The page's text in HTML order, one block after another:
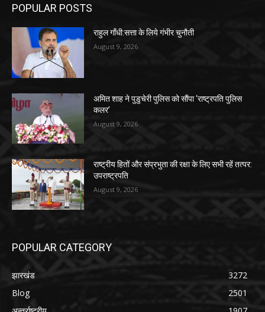
POPULAR POSTS
राहुल गाँधी:सत्ता के लिये गंभीर चुनौती
August 9, 2026
अमित शाह ने पुडुचेरी पुलिस को सौंपा ‘राष्ट्रपति पुलिस
कलर’
August 9, 2026
राष्ट्रीय हितों और संप्रभुता की रक्षा के लिए सभी रहें तत्पर:
उपराष्ट्रपति
August 9, 2026
POPULAR CATEGORY
झारखंड
3272
Blog
2501